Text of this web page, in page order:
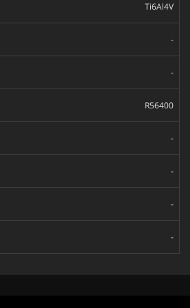
Ti6Al4V
-
-
R56400
-
-
-
-